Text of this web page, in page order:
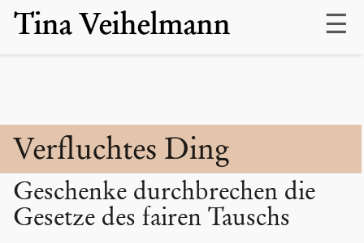
Skip
Tina Veihelmann
Verfluchtes Ding
Geschenke durch­bre­chen die
Gesetze des fairen Tauschs